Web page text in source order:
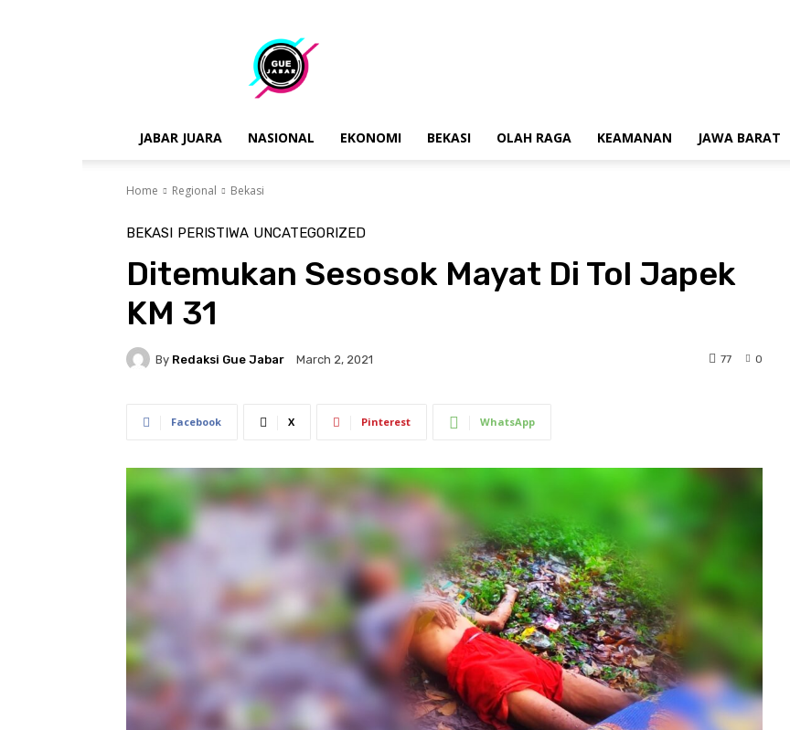
gue
jabar
JABAR JUARA NASIONAL EKONOMI BEKASI OLAH RAGA KEAMANAN JAWA BARAT
Home Regional Bekasi
BEKASI PERISTIWA UNCATEGORIZED
Ditemukan Sesosok Mayat Di Tol Japek
KM 31
By Redaksi Gue Jabar March 2, 2021 0
77
Facebook X Pinterest WhatsApp